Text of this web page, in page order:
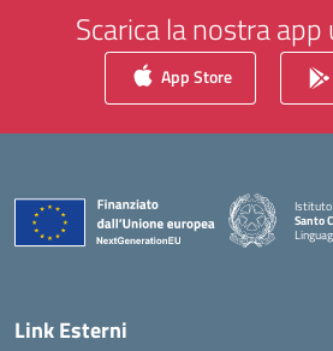
Scarica la nostra
App Store
Istituto
Santo
—
Link Esterni